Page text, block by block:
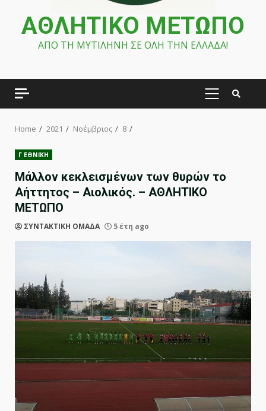
ΑΘΛΗΤΙΚΟ ΜΕΤΩΠΟ
ΑΠΟ ΤΗ ΜΥΤΙΛΗΝΗ ΣΕ ΟΛΗ ΤΗΝ ΕΛΛΑΔΑ!
PRIMARY
Home 2021 Νοέμβριος 8
Γ ΕΘΝΙΚΗ
Μάλλον κεκλεισμένων των θυρών το
Αήττητος – Αιολικός. – ΑΘΛΗΤΙΚΟ
ΜΕΤΩΠΟ
ΣΥΝΤΑΚΤΙΚΗ ΟΜΑΔΑ 5 έτη ago